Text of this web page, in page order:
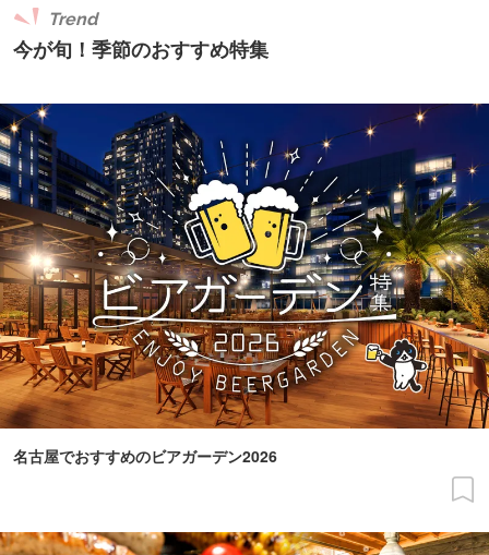
今が旬！季節のおすすめ特集
Trend
名古屋でおすすめのビアガーデン2026